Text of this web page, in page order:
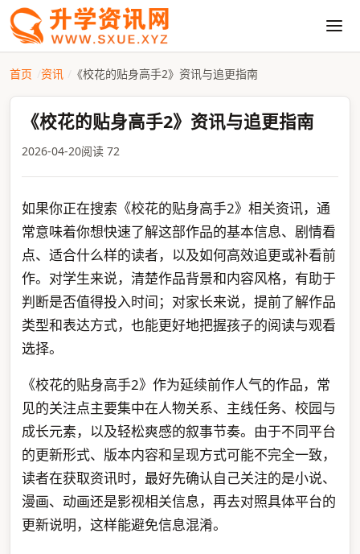
首页 资讯 《校花的贴身高手2》资讯与追更指南
《校花的贴身高手2》资讯与追更指南
2026-04-20阅读 72
如果你正在搜索《校花的贴身高手2》相关资讯，通
常意味着你想快速了解这部作品的基本信息、剧情看
点、适合什么样的读者，以及如何高效追更或补看前
作。对学生来说，清楚作品背景和内容风格，有助于
判断是否值得投入时间；对家长来说，提前了解作品
类型和表达方式，也能更好地把握孩子的阅读与观看
选择。
《校花的贴身高手2》作为延续前作人气的作品，常
见的关注点主要集中在人物关系、主线任务、校园与
成长元素，以及轻松爽感的叙事节奏。由于不同平台
的更新形式、版本内容和呈现方式可能不完全一致，
读者在获取资讯时，最好先确认自己关注的是小说、
漫画、动画还是影视相关信息，再去对照具体平台的
更新说明，这样能避免信息混淆。